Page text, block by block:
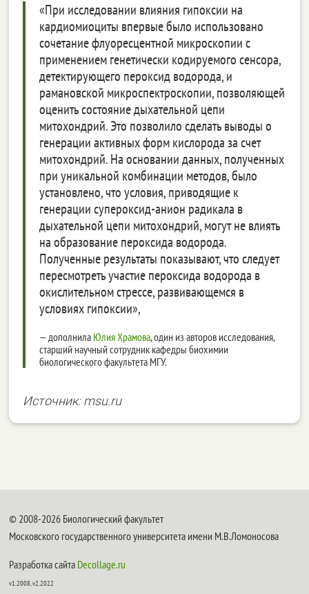
«При исследовании влияния гипоксии на
кардиомиоциты впервые было использовано
сочетание флуоресцентной микроскопии с
применением генетически кодируемого сенсора,
детектирующего пероксид водорода, и
рамановской микроспектроскопии, позволяющей
оценить состояние дыхательной цепи
митохондрий. Это позволило сделать выводы о
генерации активных форм кислорода за счет
митохондрий. На основании данных, полученных
при уникальной комбинации методов, было
установлено, что условия, приводящие к
генерации супероксид-анион радикала в
дыхательной цепи митохондрий, могут не влиять
на образование пероксида водорода.
Полученные результаты показывают, что следует
пересмотреть участие пероксида водорода в
окислительном стрессе, развивающемся в
условиях гипоксии»,
— дополнилаЮлия Храмова, один из авторов исследования,
старший научный сотрудник кафедры биохимии
биологического факультета МГУ.
Источник: msu.ru
© 2008-2026 Биологический факультет
Московского государственного университета имени М.В.Ломоносова
Разработка сайта Decollage.ru
v1.2008, v2.2022